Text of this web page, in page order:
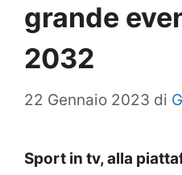
grande
2032
22 Gennaio 2023 di
Sport in tv, alla